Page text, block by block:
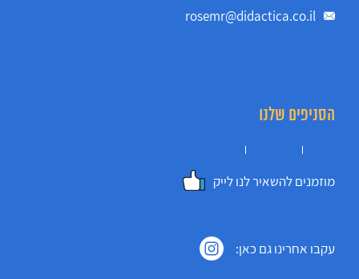
rosemr@didactica.co.il
הסניפים שלנו
מוזמנים להשאיר לנו לייק
עקבו אחרינו גם כאן: